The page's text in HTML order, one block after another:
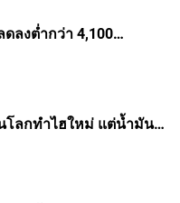
ลงต่ำกว่า 4,100
าดจับตาการเจรจา
บอิหร่าน
ลกทำไฮใหม่ แต่น้ำมัน-
ลาดดีใจไม่สุด